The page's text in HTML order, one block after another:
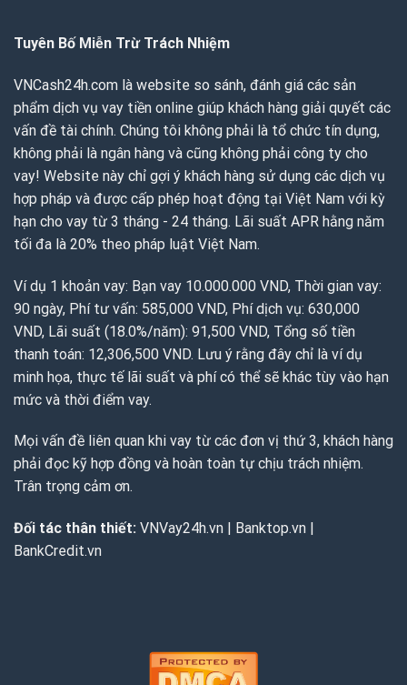
Tuyên Bố Miễn Trừ Trách Nhiệm
VNCash24h.com là website so sánh, đánh giá các sản
phẩm dịch vụ vay tiền online giúp khách hàng giải quyết các
vấn đề tài chính. Chúng tôi không phải là tổ chức tín dụng,
không phải là ngân hàng và cũng không phải công ty cho
vay! Website này chỉ gợi ý khách hàng sử dụng các dịch vụ
hợp pháp và được cấp phép hoạt động tại Việt Nam với kỳ
hạn cho vay từ 3 tháng - 24 tháng. Lãi suất APR hằng năm
tối đa là 20% theo pháp luật Việt Nam.
Ví dụ 1 khoản vay: Bạn vay 10.000.000 VND, Thời gian vay:
90 ngày, Phí tư vấn: 585,000 VND, Phí dịch vụ: 630,000
VND, Lãi suất (18.0%/năm): 91,500 VND, Tổng số tiền
thanh toán: 12,306,500 VND. Lưu ý rằng đây chỉ là ví dụ
minh họa, thực tế lãi suất và phí có thể sẽ khác tùy vào hạn
mức và thời điểm vay.
Mọi vấn đề liên quan khi vay từ các đơn vị thứ 3, khách hàng
phải đọc kỹ hợp đồng và hoàn toàn tự chịu trách nhiệm.
Trân trọng cảm ơn.
Đối tác thân thiết: VNVay24h.vn | Banktop.vn |
BankCredit.vn